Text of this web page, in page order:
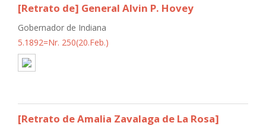
[Retrato de] General Alvin P. Hovey
Gobernador de Indiana
5.1892=Nr. 250(20.Feb.)
[Retrato de Amalia Zavalaga de La Rosa]